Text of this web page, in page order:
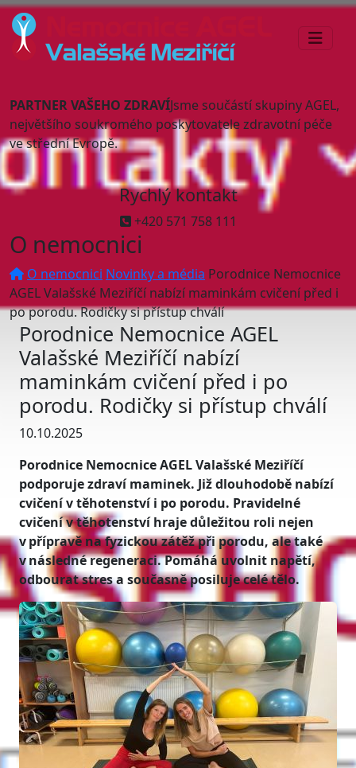
PARTNER VAŠEHO ZDRAVÍJsme součástí skupiny AGEL,
největšího soukromého poskytovatele zdravotní péče
ve střední Evropě.
Rychlý kontakt
+420 571 758 111
O nemocnici
O nemocnici Novinky a média Porodnice Nemocnice
AGEL Valašské Meziříčí nabízí maminkám cvičení před i
po porodu. Rodičky si přístup chválí
Porodnice Nemocnice AGEL
Valašské Meziříčí nabízí
maminkám cvičení před i po
porodu. Rodičky si přístup chválí
10.10.2025
Porodnice Nemocnice AGEL Valašské Meziříčí
podporuje zdraví maminek. Již dlouhodobě nabízí
cvičení v těhotenství i po porodu. Pravidelné
cvičení v těhotenství hraje důležitou roli nejen
v přípravě na fyzickou zátěž při porodu, ale také
v následné regeneraci. Pomáhá uvolnit napětí,
odbourat stres a současně posiluje celé tělo.